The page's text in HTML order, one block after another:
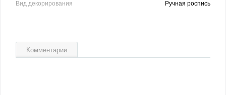
Вид декорирования
Ручная роспись
Комментарии